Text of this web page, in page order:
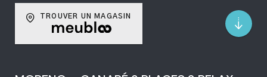
TROUVER UN MAGASIN